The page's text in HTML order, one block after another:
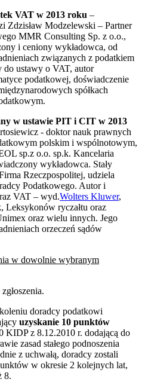
VAT w 2013 roku –
Zdzisław Modzelewski – Partner
MMR Consulting Sp. z o.o.,
i ceniony wykładowca, od
związanych z podatkiem
do ustawy o VAT, autor
podatkowej, doświadczenie
spółkach
w ustawie PIT i CIT w 2013
- doktor nauk prawnych
polskim i wspólnotowym,
sp.z o.o. sp.k. Kancelaria
wykładowca. Stały
Rzeczpospolitej, udziela
Podatkowego. Autor i
VAT – wyd.Wolters Kluwer,
ryczałtu oraz
oraz wielu innych. Jego
orzeczeń sądów
w dowolnie wybranym
doradcy podatkowi
uzyskanie 10 punktów
KIDP z 8.12.2010 r. dodającą do
zasad stałego podnoszenia
z uchwałą, doradcy zostali
w okresie 2 kolejnych lat,
8.